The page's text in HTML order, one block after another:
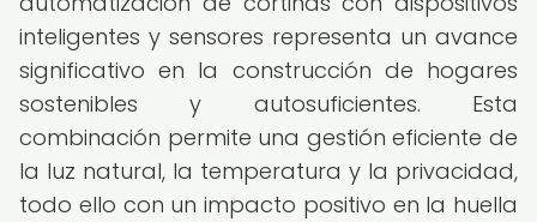
inteligentes y sensores representa un avance
significativo en la construcción de hogares
sostenibles y autosuficientes. Esta
combinación permite una gestión eficiente de
la luz natural, la temperatura y la privacidad,
todo ello con un impacto positivo en la huella